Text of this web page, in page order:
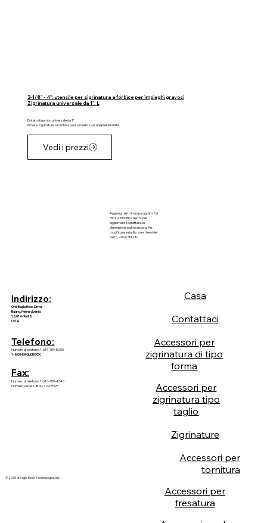
2-1/8" - 4": utensile per zigrinatura a forbice per impieghi gravosi
Zigrinatura universale da 1": L
Dotato di gambo universale da 1".
Incluse zigrinature a rombo a passo medio svasate preinstallate.
Vedi i prezzi
Aggiungi testo in un paragrafo. Fai
clic su "Modifica testo" per
aggiornare il carattere, la
dimensione e altro ancora. Per
modificare e riutilizzare i temi del
testo, vai su Stili sito.
Indirizzo:
One Eagle Rock Drive.
Bagno, Pennsylvania
18014-9648
U.S.A.
Telefono:
Numero di telefono: 1-610-759-5200
1-800-EAGLEROCK
Fax:
Numero di telefono: 1-610-759-4340
Numero verde 1-800-324-5376
© 2035 di Eagle Rock Technologies, Inc.
Casa
Contattaci
Accessori per
zigrinatura di tipo
forma
Accessori per
zigrinatura tipo
taglio
Zigrinature
Accessori per
tornitura
Accessori per
fresatura